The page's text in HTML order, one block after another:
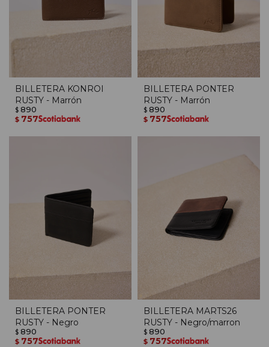
BILLETERA KONROI
RUSTY - Marrón
$ 890
$ 757
BILLETERA PONTER
RUSTY - Marrón
$ 890
$ 757
BILLETERA PONTER
RUSTY - Negro
$ 890
$ 757
BILLETERA MARTS26
RUSTY - Negro/marron
$ 890
$ 757